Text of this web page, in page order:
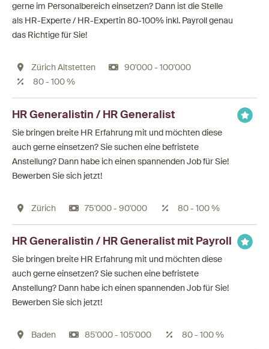
gerne im Personalbereich einsetzen? Dann ist die Stelle
als HR-Experte / HR-Expertin 80-100% inkl. Payroll genau
das Richtige für Sie!
Zürich Altstetten
90'000 - 100'000
80 - 100 %
HR Generalistin / HR Generalist
Sie bringen breite HR Erfahrung mit und möchten diese
auch gerne einsetzen? Sie suchen eine befristete
Anstellung? Dann habe ich einen spannenden Job für Sie!
Bewerben Sie sich jetzt!
Zürich 75'000 - 90'000 80 - 100 %
HR Generalistin / HR Generalist mit Payroll
Sie bringen breite HR Erfahrung mit und möchten diese
auch gerne einsetzen? Sie suchen eine befristete
Anstellung? Dann habe ich einen spannenden Job für Sie!
Bewerben Sie sich jetzt!
Baden 85'000 - 105'000 80 - 100 %